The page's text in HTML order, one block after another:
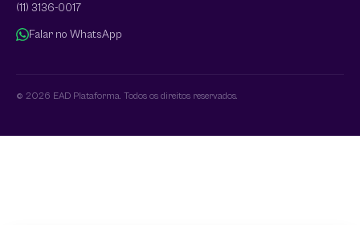
(11) 3136-0017
Falar no WhatsApp
© 2026 EAD Plataforma. Todos os direitos reservados.